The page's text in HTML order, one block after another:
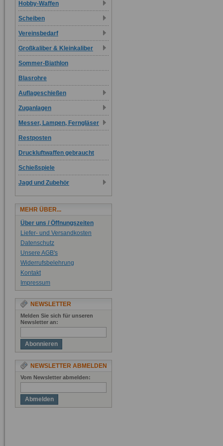
Hobby-Waffen
Scheiben
Vereinsbedarf
Großkaliber & Kleinkaliber
Sommer-Biathlon
Blasrohre
Auflageschießen
Zuganlagen
Messer, Lampen, Ferngläser
Restposten
Druckluftwaffen gebraucht
Schießspiele
Jagd und Zubehör
MEHR ÜBER...
Über uns / Öffnungszeiten
Liefer- und Versandkosten
Datenschutz
Unsere AGB's
Widerrufsbelehrung
Kontakt
Impressum
NEWSLETTER
Melden Sie sich für unseren
Newsletter an:
Abonnieren
NEWSLETTER ABMELDEN
Vom Newsletter abmelden:
Abmelden